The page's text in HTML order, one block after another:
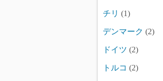
チリ (1)
デンマーク (2)
ドイツ (2)
トルコ (2)